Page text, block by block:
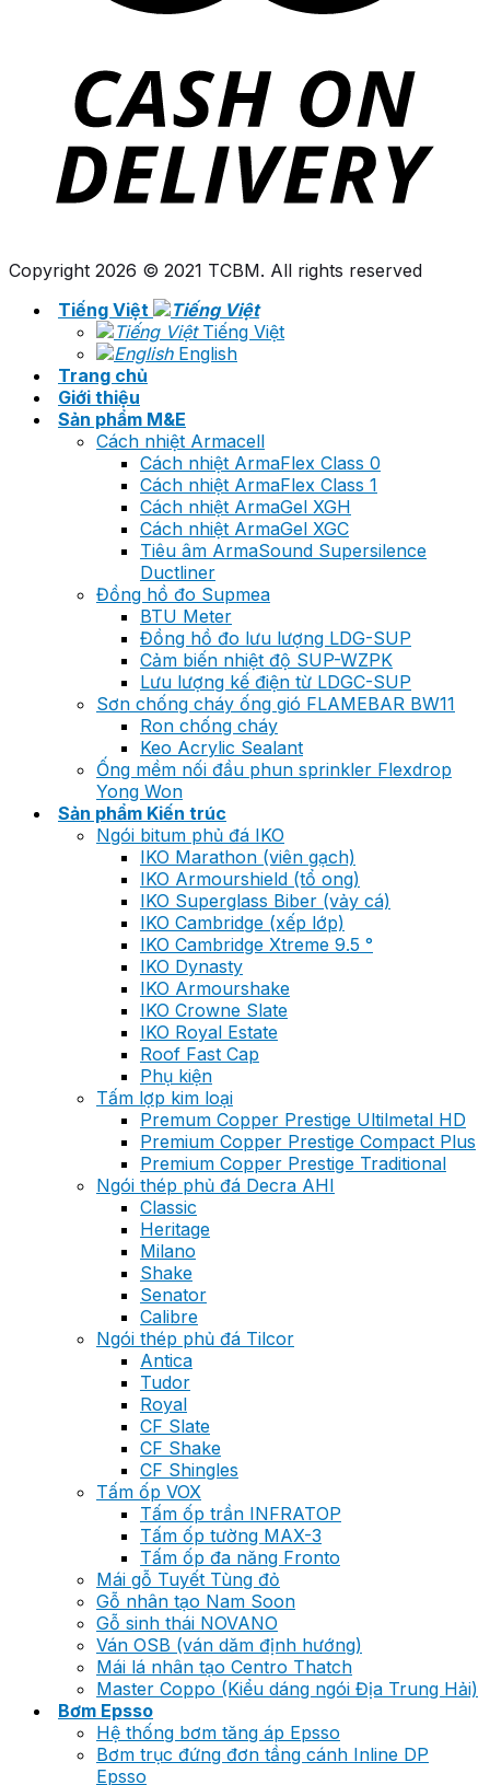
Copyright 2026 © 2021 TCBM. All rights reserved
Tiếng Việt
Tiếng Việt
English
Trang chủ
Giới thiệu
Sản phẩm M&E
Cách nhiệt Armacell
Cách nhiệt ArmaFlex Class 0
Cách nhiệt ArmaFlex Class 1
Cách nhiệt ArmaGel XGH
Cách nhiệt ArmaGel XGC
Tiêu âm ArmaSound Supersilence
Ductliner
Đồng hồ đo Supmea
BTU Meter
Đồng hồ đo lưu lượng LDG-SUP
Cảm biến nhiệt độ SUP-WZPK
Lưu lượng kế điện từ LDGC-SUP
Sơn chống cháy ống gió FLAMEBAR BW11
Ron chống cháy
Keo Acrylic Sealant
Ống mềm nối đầu phun sprinkler Flexdrop
Yong Won
Sản phẩm Kiến trúc
Ngói bitum phủ đá IKO
IKO Marathon (viên gạch)
IKO Armourshield (tổ ong)
IKO Superglass Biber (vảy cá)
IKO Cambridge (xếp lớp)
IKO Cambridge Xtreme 9.5 °
IKO Dynasty
IKO Armourshake
IKO Crowne Slate
IKO Royal Estate
Roof Fast Cap
Phụ kiện
Tấm lợp kim loại
Premum Copper Prestige Ultilmetal HD
Premium Copper Prestige Compact Plus
Premium Copper Prestige Traditional
Ngói thép phủ đá Decra AHI
Classic
Heritage
Milano
Shake
Senator
Calibre
Ngói thép phủ đá Tilcor
Antica
Tudor
Royal
CF Slate
CF Shake
CF Shingles
Tấm ốp VOX
Tấm ốp trần INFRATOP
Tấm ốp tường MAX-3
Tấm ốp đa năng Fronto
Mái gỗ Tuyết Tùng đỏ
Gỗ nhân tạo Nam Soon
Gỗ sinh thái NOVANO
Ván OSB (ván dăm định hướng)
Mái lá nhân tạo Centro Thatch
Master Coppo (Kiểu dáng ngói Địa Trung Hải)
Bơm Epsso
Hệ thống bơm tăng áp Epsso
Bơm trục đứng đơn tầng cánh Inline DP
Epsso